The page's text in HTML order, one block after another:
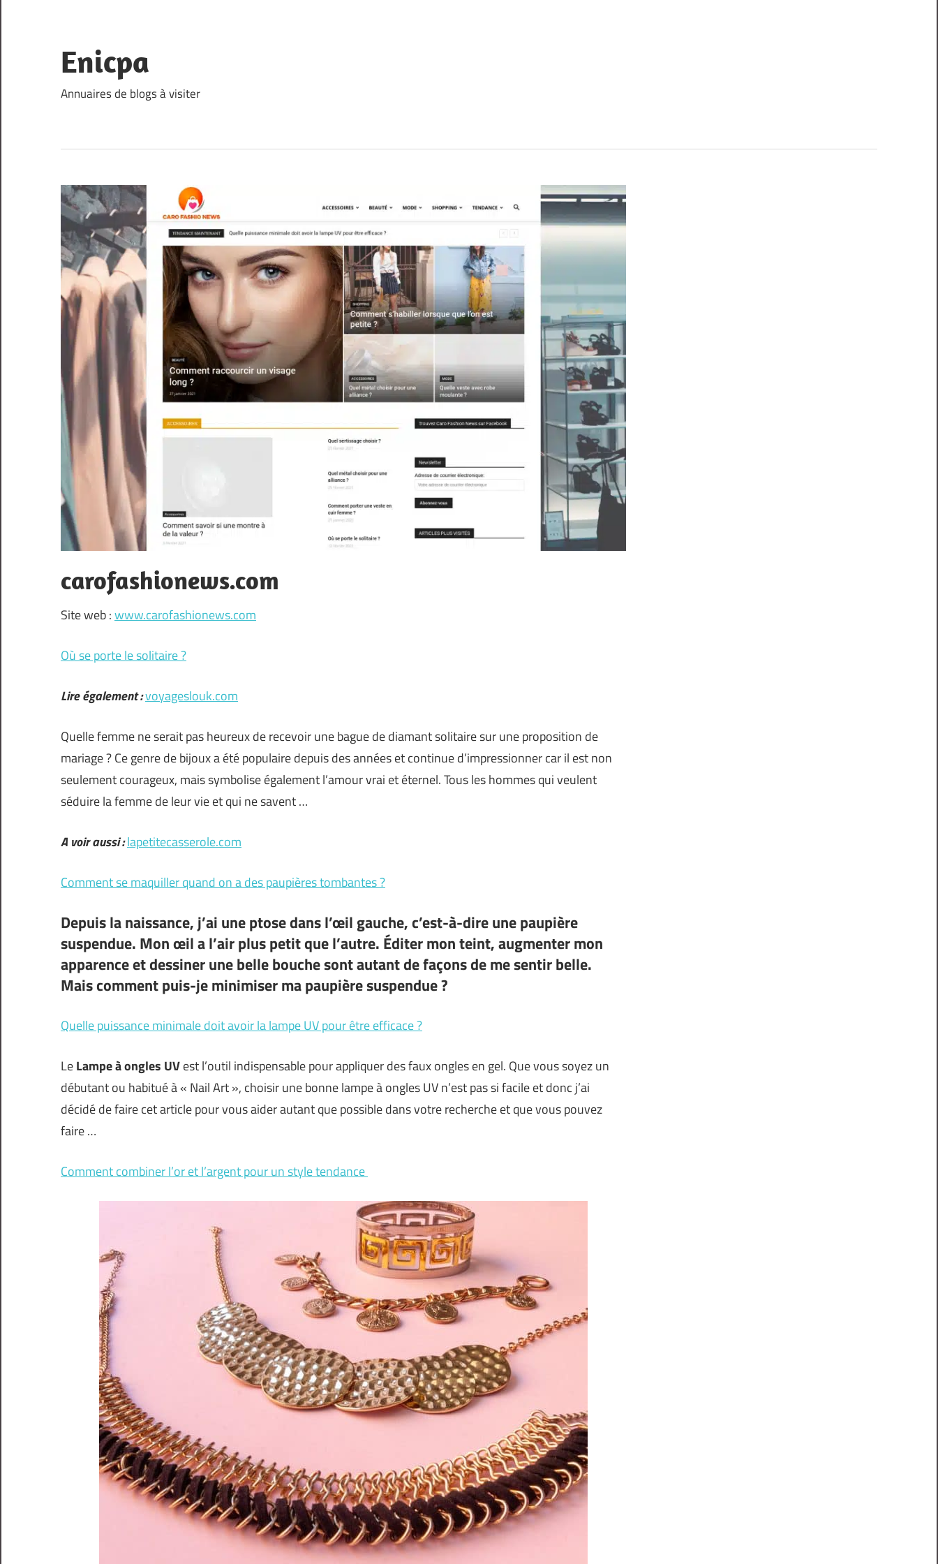
content
Enicpa
Annuaires de blogs à visiter
carofashionews.com
Site web :www.carofashionews.com
Où se porte le solitaire ?
Lire également :voyageslouk.com
Quelle femme ne serait pas heureux de recevoir une bague de diamant solitaire sur une proposition de
mariage ? Ce genre de bijoux a été populaire depuis des années et continue d’impressionner car il est non
seulement courageux, mais symbolise également l’amour vrai et éternel. Tous les hommes qui veulent
séduire la femme de leur vie et qui ne savent …
A voir aussi :lapetitecasserole.com
Comment se maquiller quand on a des paupières tombantes ?
Depuis la naissance, j’ai une ptose dans l’œil gauche, c’est-à-dire une paupière
suspendue. Mon œil a l’air plus petit que l’autre. Éditer mon teint, augmenter mon
apparence et dessiner une belle bouche sont autant de façons de me sentir belle.
Mais comment puis-je minimiser ma paupière suspendue ?
Quelle puissance minimale doit avoir la lampe UV pour être efficace ?
LeLampe à ongles UVest l’outil indispensable pour appliquer des faux ongles en gel. Que vous soyez un
débutant ou habitué à « Nail Art », choisir une bonne lampe à ongles UV n’est pas si facile et donc j’ai
décidé de faire cet article pour vous aider autant que possible dans votre recherche et que vous pouvez
faire …
Comment combiner l’or et l’argent pour un style tendance